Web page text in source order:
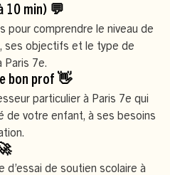
10 min) 💬
pour comprendre le niveau de
ses objectifs et le type de
Paris 7e.
bon prof 👋
particulier à Paris 7e qui
de votre enfant, à ses besoins
d’essai de soutien scolaire à